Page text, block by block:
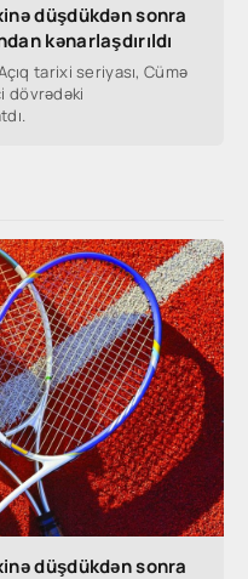
düşdükdən sonra
kənarlaşdırıldı
tarixi seriyası, Cümə
dövrədəki
düşdükdən sonra